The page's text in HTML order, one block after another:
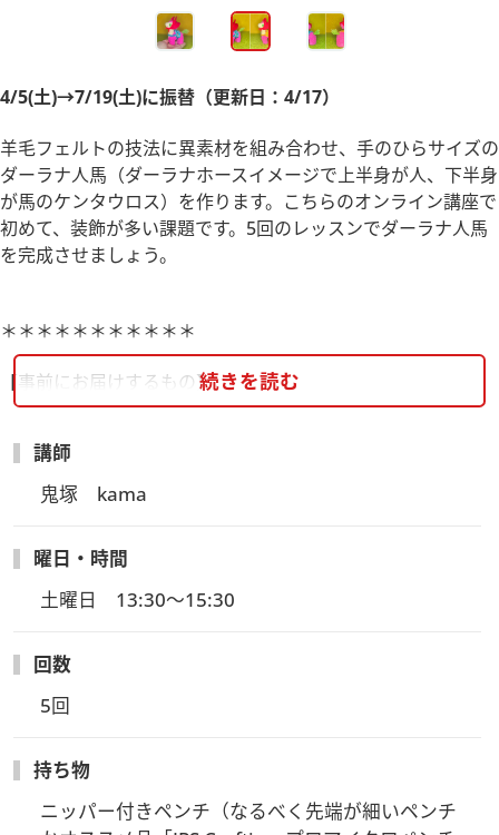
4/5(土)→7/19(土)に振替（更新日：4/17）
羊毛フェルトの技法に異素材を組み合わせ、手のひらサイズの
ダーラナ人馬（ダーラナホースイメージで上半身が人、下半身
が馬のケンタウロス）を作ります。こちらのオンライン講座で
初めて、装飾が多い課題です。5回のレッスンでダーラナ人馬
を完成させましょう。
＊＊＊＊＊＊＊＊＊＊＊
【事前にお届けするもの】
・教材キット、テキスト
します。
【受講方法】
解いただいた上でご参加ください。
【アーカイブ視聴】
をしていただくことができます。アーカイブ視聴方法につきま
しては、レッスン終了後にメールにてご案内させていただきま
続きを読む
講師
鬼塚　kama
曜日・時間
土曜日　13:30～15:30
回数
5回
持ち物
ニッパー付きペンチ（なるべく先端が細いペンチ